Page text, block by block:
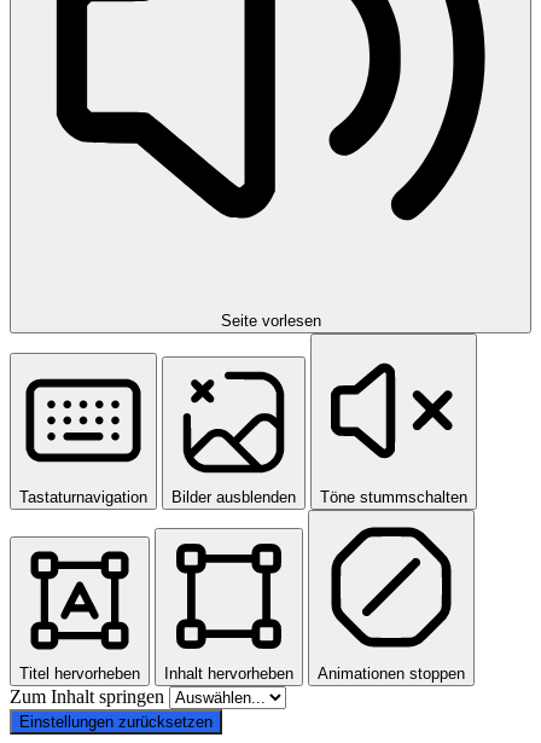
Seite vorlesen
Tastaturnavigation Bilder ausblenden Töne stummschalten
Titel hervorheben Inhalt hervorheben Animationen stoppen
Zum Inhalt springen
Einstellungen zurücksetzen